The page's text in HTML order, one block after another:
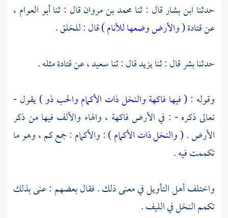
حدثنا ابن بشارقال : ثنامحمد بن مروانقال : ثناأبو العوام ،
عنقتادة(والأرض وضعها للأنام) قال : للخلق .
حدثنابشرقال : ثنايزيدقال : ثناسعيد، عنقتادةمثله .
وقوله : (فيها فاكهة والنخل ذات الأكمام والحب ذو) يقول -
تعالى ذكره - : في الأرض فاكهة ، والهاء والألف فيها من ذكر
الأرض . (والنخل ذات الأكمام) : والأكمام : جمع كم ، وهو ما
تكممت فيه .
واختلف أهل التأويل في معنى ذلك . فقال بعضهم : عنى بذلك
تكمم النخل في الليف .